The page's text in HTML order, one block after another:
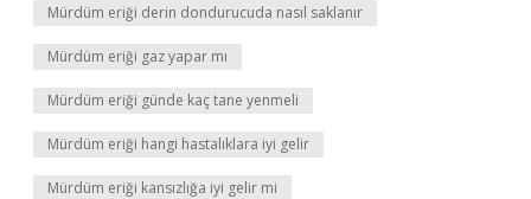
Mürdüm eriği derin dondurucuda nasıl saklanır
Mürdüm eriği gaz yapar mı
Mürdüm eriği günde kaç tane yenmeli
Mürdüm eriği hangi hastalıklara iyi gelir
Mürdüm eriği kansızlığa iyi gelir mi